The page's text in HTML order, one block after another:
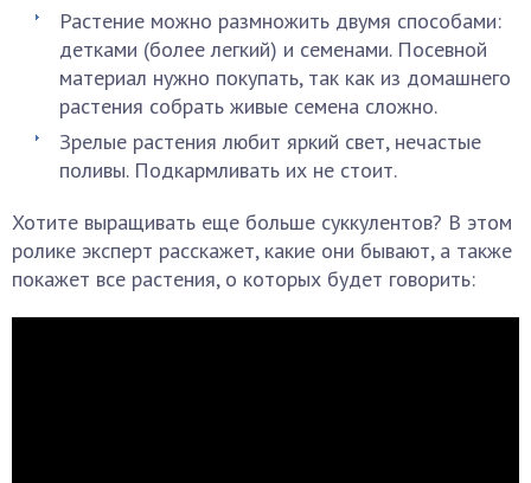
Растение можно размножить двумя способами:
детками (более легкий) и семенами. Посевной
материал нужно покупать, так как из домашнего
растения собрать живые семена сложно.
Зрелые растения любит яркий свет, нечастые
поливы. Подкармливать их не стоит.
Хотите выращивать еще больше суккулентов? В этом
ролике эксперт расскажет, какие они бывают, а также
покажет все растения, о которых будет говорить: